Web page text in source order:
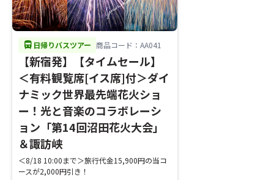
directions_bus 日帰りバスツアー 商品コード：AA041
【新宿発】【タイムセール】
＜有料観覧席[イス席]付＞ダイ
ナミック世界最先端花火ショ
ー！光と音楽のコラボレーシ
ョン「第14回沼田花火大会」
＆諏訪峡
＜8/18 10:00まで＞旅行代金15,900円の当コ
ースが2,000円引き！